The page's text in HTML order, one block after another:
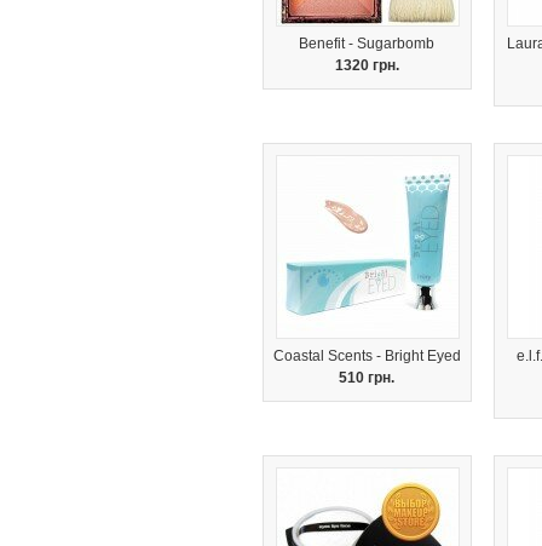
Benefit - Sugarbomb
1320 грн.
Coastal Scents - Bright Eyed
510 грн.